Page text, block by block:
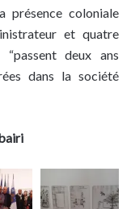
présence coloniale
et quatre
deux ans
dans la société